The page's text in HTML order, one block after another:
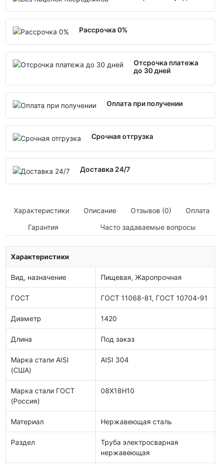
Рассрочка 0%
Отсрочка платежа
до 30 дней
Оплата при получении
Срочная отгрузка
Доставка 24/7
Характеристики Описание Отзывов (0)
Оплата
Гарантия
Часто задаваемые вопросы
Характеристики
Вид, назначение Пищевая, Жаропрочная
ГОСТ ГОСТ 11068-81, ГОСТ 10704-91
Диаметр 1420
Длина Под заказ
Марка стали AISI
(США)
AISI 304
Марка стали ГОСТ
(Россия)
08Х18Н10
Материал Нержавеющая сталь
Раздел
Труба электросварная
нержавеющая